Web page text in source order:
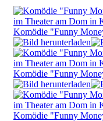
Komödie "Funny
Komödie "Funny
Komödie "Funny